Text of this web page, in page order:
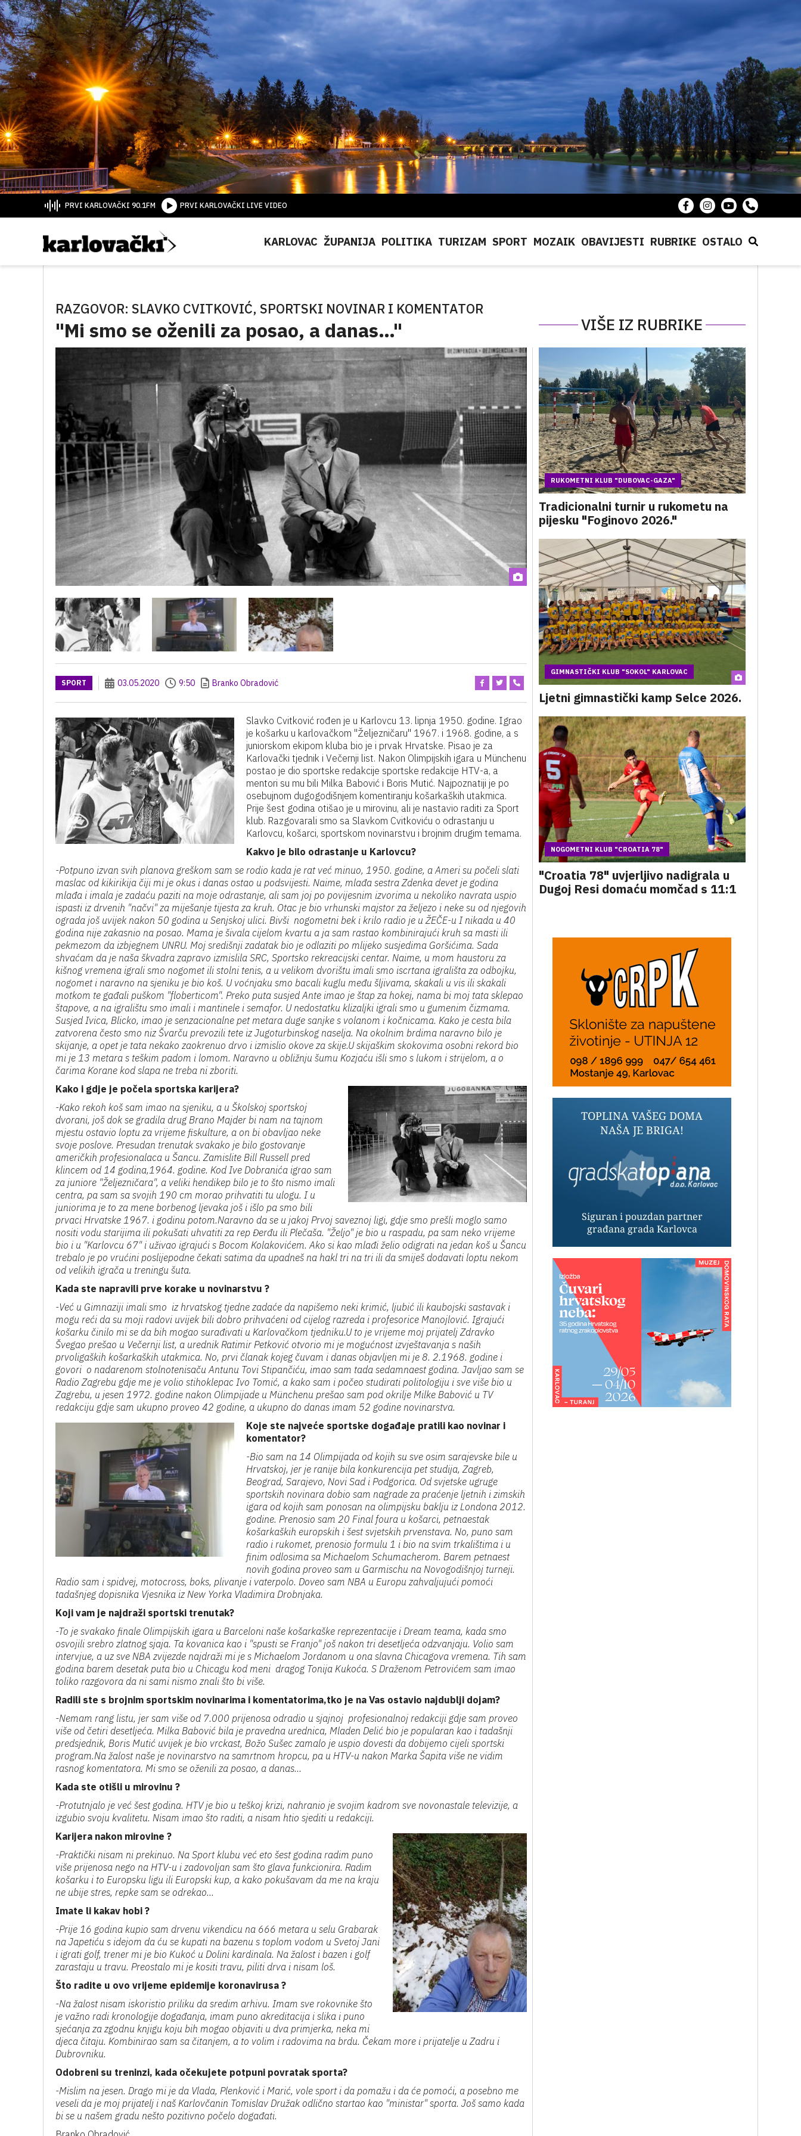
PRVI KARLOVAČKI 90.1FM PRVI KARLOVAČKI LIVE VIDEO
KARLOVAC ŽUPANIJA POLITIKA TURIZAM SPORT MOZAIK OBAVIJESTI RUBRIKE OSTALO
RAZGOVOR: SLAVKO CVITKOVIĆ, SPORTSKI NOVINAR I KOMENTATOR
"Mi smo se oženili za posao, a danas…" VIŠE IZ RUBRIKE
SPORT 03.05.2020 9:50 Branko Obradović
Slavko Cvitković rođen je u Karlovcu 13. lipnja 1950. godine. Igrao
je košarku u karlovačkom "Željezničaru" 1967. i 1968. godine, a s
juniorskom ekipom kluba bio je i prvak Hrvatske. Pisao je za
Karlovački tjednik i Večernji list. Nakon Olimpijskih igara u Münchenu
postao je dio sportske redakcije sportske redakcije HTV-a, a
mentori su mu bili Milka Babović i Boris Mutić. Najpoznatiji je po
osebujnom dugogodišnjem komentiranju košarkaških utakmica.
Prije šest godina otišao je u mirovinu, ali je nastavio raditi za Sport
klub. Razgovarali smo sa Slavkom Cvitkoviću o odrastanju u
Karlovcu, košarci, sportskom novinarstvu i brojnim drugim temama.
Kakvo je bilo odrastanje u Karlovcu?
-Potpuno izvan svih planova greškom sam se rodio kada je rat već minuo, 1950. godine, a Ameri su počeli slati
maslac od kikirikija čiji mi je okus i danas ostao u podsvijesti. Naime, mlađa sestra Zdenka devet je godina
mlađa i imala je zadaću paziti na moje odrastanje, ali sam joj po povijesnim izvorima u nekoliko navrata uspio
ispasti iz drvenih "načvi" za miješanje tijesta za kruh. Otac je bio vrhunski majstor za željezo i neke su od njegovih
ograda još uvijek nakon 50 godina u Senjskoj ulici. Bivši nogometni bek i krilo radio je u ŽEČE-u I nikada u 40
godina nije zakasnio na posao. Mama je šivala cijelom kvartu a ja sam rastao kombinirajući kruh sa masti ili
pekmezom da izbjegnem UNRU. Moj središnji zadatak bio je odlaziti po mlijeko susjedima Goršićima. Sada
shvaćam da je naša škvadra zapravo izmislila SRC, Sportsko rekreacijski centar. Naime, u mom haustoru za
kišnog vremena igrali smo nogomet ili stolni tenis, a u velikom dvorištu imali smo iscrtana igrališta za odbojku,
nogomet i naravno na sjeniku je bio koš. U voćnjaku smo bacali kuglu među šljivama, skakali u vis ili skakali
motkom te gađali puškom "floberticom". Preko puta susjed Ante imao je štap za hokej, nama bi moj tata sklepao
štapove, a na igralištu smo imali i mantinele i semafor. U nedostatku klizaljki igrali smo u gumenim čizmama.
Susjed Ivica, Blicko, imao je senzacionalne pet metara duge sanjke s volanom i kočnicama. Kako je cesta bila
zatvorena često smo niz Švarču prevozili tete iz Jugoturbinskog naselja. Na okolnim brdima naravno bilo je
skijanje, a opet je tata nekako zaokrenuo drvo i izmislio okove za skije.U skijaškim skokovima osobni rekord bio
mi je 13 metara s teškim padom i lomom. Naravno u obližnju šumu Kozjaću išli smo s lukom i strijelom, a o
čarima Korane kod slapa ne treba ni zboriti.
Kako i gdje je počela sportska karijera?
-Kako rekoh koš sam imao na sjeniku, a u Školskoj sportskoj
dvorani, još dok se gradila drug Brano Majder bi nam na tajnom
mjestu ostavio loptu za vrijeme fiskulture, a on bi obavljao neke
svoje poslove. Presudan trenutak svakako je bilo gostovanje
američkih profesionalaca u Šancu. Zamislite Bill Russell pred
klincem od 14 godina,1964. godine. Kod Ive Dobranića igrao sam
za juniore "Željezničara", a veliki hendikep bilo je to što nismo imali
centra, pa sam sa svojih 190 cm morao prihvatiti tu ulogu. I u
juniorima je to za mene borbenog ljevaka još i išlo pa smo bili
prvaci Hrvatske 1967. i godinu potom.Naravno da se u jakoj Prvoj saveznoj ligi, gdje smo prešli moglo samo
nositi vodu starijima ili pokušati uhvatiti za rep Đerđu ili Plečaša. "Željo" je bio u raspadu, pa sam neko vrijeme
bio i u "Karlovcu 67" i uživao igrajući s Bocom Kolakovićem. Ako si kao mlađi želio odigrati na jedan koš u Šancu
trebalo je po vrućini poslijepodne čekati satima da upadneš na hakl tri na tri ili da smiješ dodavati loptu nekom
od velikih igrača u treningu šuta.
Kada ste napravili prve korake u novinarstvu ?
-Već u Gimnaziji imali smo iz hrvatskog tjedne zadaće da napišemo neki krimić, ljubić ili kaubojski sastavak i
mogu reći da su moji radovi uvijek bili dobro prihvaćeni od cijelog razreda i profesorice Manojlović. Igrajući
košarku činilo mi se da bih mogao surađivati u Karlovačkom tjedniku.U to je vrijeme moj prijatelj Zdravko
Švegao prešao u Večernji list, a urednik Ratimir Petković otvorio mi je mogućnost izvještavanja s naših
prvoligaških košarkaških utakmica. No, prvi članak kojeg čuvam i danas objavljen mi je 8. 2.1968. godine i
govori o nadarenom stolnotenisaču Antunu Tovi Stipančiću, imao sam tada sedamnaest godina. Javljao sam se
Radio Zagrebu gdje me je volio stihoklepac Ivo Tomić, a kako sam i počeo studirati politologiju i sve više bio u
Zagrebu, u jesen 1972. godine nakon Olimpijade u Münchenu prešao sam pod okrilje Milke Babović u TV
redakciju gdje sam ukupno proveo 42 godine, a ukupno do danas imam 52 godine novinarstva.
Koje ste najveće sportske događaje pratili kao novinar i
komentator?
-Bio sam na 14 Olimpijada od kojih su sve osim sarajevske bile u
Hrvatskoj, jer je ranije bila konkurencija pet studija, Zagreb,
Beograd, Sarajevo, Novi Sad i Podgorica. Od svjetske ugruge
sportskih novinara dobio sam nagrade za praćenje ljetnih i zimskih
igara od kojih sam ponosan na olimpijsku baklju iz Londona 2012.
godine. Prenosio sam 20 Final foura u košarci, petnaestak
košarkaških europskih i šest svjetskih prvenstava. No, puno sam
radio i rukomet, prenosio formulu 1 i bio na svim trkalištima i u
finim odlosima sa Michaelom Schumacherom. Barem petnaest
novih godina proveo sam u Garmischu na Novogodišnjoj turneji.
Radio sam i spidvej, motocross, boks, plivanje i vaterpolo. Doveo sam NBA u Europu zahvaljujući pomoći
tadašnjeg dopisnika Vjesnika iz New Yorka Vladimira Drobnjaka.
Koji vam je najdraži sportski trenutak?
-To je svakako finale Olimpijskih igara u Barceloni naše košarkaške reprezentacije i Dream teama, kada smo
osvojili srebro zlatnog sjaja. Ta kovanica kao i "spusti se Franjo" još nakon tri desetljeća odzvanjaju. Volio sam
intervjue, a uz sve NBA zvijezde najdraži mi je s Michaelom Jordanom u ona slavna Chicagova vremena. Tih sam
godina barem desetak puta bio u Chicagu kod meni dragog Tonija Kukoća. S Draženom Petrovićem sam imao
toliko razgovora da ni sami nismo znali što bi više.
Radili ste s brojnim sportskim novinarima i komentatorima,tko je na Vas ostavio najdublji dojam?
-Nemam rang listu, jer sam više od 7.000 prijenosa odradio u sjajnoj profesionalnoj redakciji gdje sam proveo
više od četiri desetljeća. Milka Babović bila je pravedna urednica, Mladen Delić bio je popularan kao i tadašnji
predsjednik, Boris Mutić uvijek je bio vrckast, Božo Sušec zamalo je uspio dovesti da dobijemo cijeli sportski
program.Na žalost naše je novinarstvo na samrtnom hropcu, pa u HTV-u nakon Marka Šapita više ne vidim
rasnog komentatora. Mi smo se oženili za posao, a danas…
Kada ste otišli u mirovinu ?
-Protutnjalo je već šest godina. HTV je bio u teškoj krizi, nahranio je svojim kadrom sve novonastale televizije, a
izgubio svoju kvalitetu. Nisam imao što raditi, a nisam htio sjediti u redakciji.
Karijera nakon mirovine ?
-Praktički nisam ni prekinuo. Na Sport klubu već eto šest godina radim puno
više prijenosa nego na HTV-u i zadovoljan sam što glava funkcionira. Radim
košarku i to Europsku ligu ili Europski kup, a kako pokušavam da me na kraju
ne ubije stres, repke sam se odrekao...
Imate li kakav hobi ?
-Prije 16 godina kupio sam drvenu vikendicu na 666 metara u selu Grabarak
na Japetiću s idejom da ću se kupati na bazenu s toplom vodom u Svetoj Jani
i igrati golf, trener mi je bio Kukoć u Dolini kardinala. Na žalost i bazen i golf
zarastaju u travu. Preostalo mi je kositi travu, piliti drva i nisam loš.
Što radite u ovo vrijeme epidemije koronavirusa ?
-Na žalost nisam iskoristio priliku da sredim arhivu. Imam sve rokovnike što
je važno radi kronologije događanja, imam puno akreditacija i slika i puno
sjećanja za zgodnu knjigu koju bih mogao objaviti u dva primjerka, neka mi
djeca čitaju. Kombinirao sam sa čitanjem, a to volim i radovima na brdu. Čekam more i prijatelje u Zadru i
Dubrovniku.
Odobreni su treninzi, kada očekujete potpuni povratak sporta?
-Mislim na jesen. Drago mi je da Vlada, Plenković i Marić, vole sport i da pomažu i da će pomoći, a posebno me
veseli da je moj prijatelj i naš Karlovčanin Tomislav Družak odlično startao kao "ministar" sporta. Još samo kada
bi se u našem gradu nešto pozitivno počelo događati.
RUKOMETNI KLUB "DUBOVAC-GAZA"
Tradicionalni turnir u rukometu na
pijesku "Foginovo 2026."
GIMNASTIČKI KLUB "SOKOL" KARLOVAC
Ljetni gimnastički kamp Selce 2026.
NOGOMETNI KLUB "CROATIA 78"
"Croatia 78" uvjerljivo nadigrala u
Dugoj Resi domaću momčad s 11:1